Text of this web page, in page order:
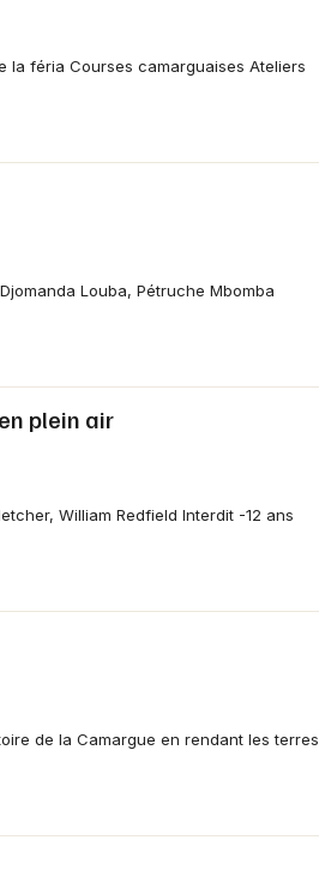
la féria Courses camarguaises Ateliers
Louba, Pétruche Mbomba
plein air
William Redfield Interdit -12 ans
de la Camargue en rendant les terres